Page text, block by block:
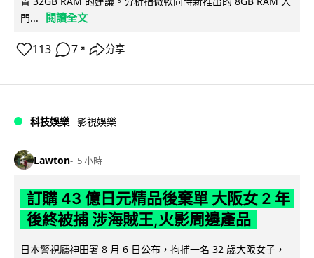
門...
閱讀全文
113 7 ↗ 分享
科技娛樂 影視娛樂
Lawton 5 小時
訂購 43 億日元精品後棄單 大阪女 2 年
後終被捕 涉海賊王,火影周邊產品
日本警視廳神田署 8 月 6 日公布，拘捕一名 32 歲大阪女子，